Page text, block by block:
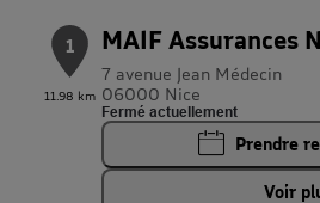
1
11.98 km
MAIF Assurances
7 avenue Jean Médecin
06000 Nice
Fermé actuellement
Prendre
Voir